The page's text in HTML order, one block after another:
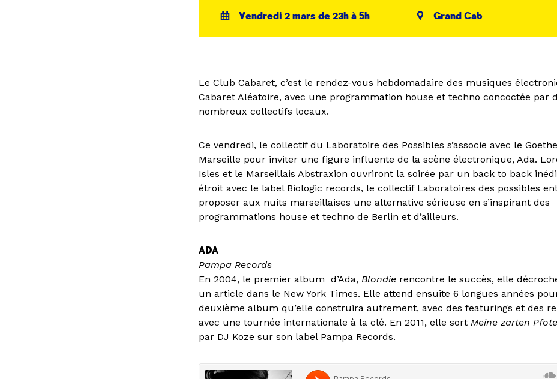
Vendredi 2 mars de 23h à 5h Grand Cab
Le Club Cabaret, c’est le rendez-vous hebdomadaire des musiques
Cabaret Aléatoire, avec une programmation house et techno concoctée par
nombreux collectifs locaux.
Ce vendredi, le collectif du Laboratoire des Possibles s’associe avec le
Marseille pour inviter une figure influente de la scène électronique, Ada.
Isles et le Marseillais Abstraxion ouvriront la soirée par un back to back
étroit avec le label Biologic records, le collectif Laboratoires des possibles
proposer aux nuits marseillaises une alternative sérieuse en s’inspirant des
programmations house et techno de Berlin et d’ailleurs.
ADA
Pampa Records
En 2004, le premier album d’Ada,Blondie rencontre le succès, elle
un article dans le New York Times. Elle attend ensuite 6 longues années
deuxième album qu’elle construira autrement, avec des featurings et des
avec une tournée internationale à la clé. En 2011, elle sortMeine zarten
par DJ Koze sur son label Pampa Records.